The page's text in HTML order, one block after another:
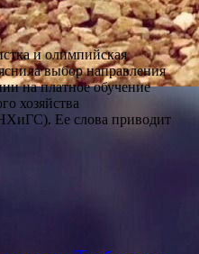
и олимпийская
выбор направления
на платное обучение
хозяйства
Ее слова приводит